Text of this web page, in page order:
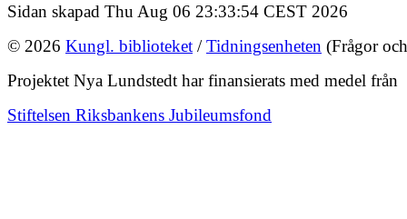
Sidan skapad Thu Aug 06 23:33:54 CEST 2026
© 2026 Kungl. biblioteket /Tidningsenheten (Frågor
Projektet Nya Lundstedt har finansierats med medel från
Stiftelsen Riksbankens Jubileumsfond